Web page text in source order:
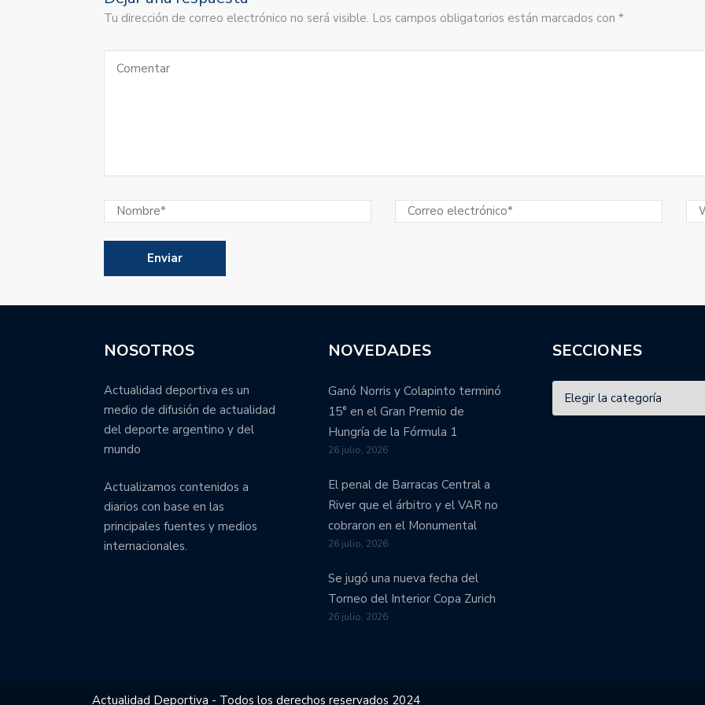
Tu dirección de correo electrónico no será visible. Los campos obligatorios están marcados con *
NOSOTROS
Actualidad deportiva es un
medio de difusión de actualidad
del deporte argentino y del
mundo
Actualizamos contenidos a
diarios con base en las
principales fuentes y medios
internacionales.
NOVEDADES
Ganó Norris y Colapinto terminó
15° en el Gran Premio de
Hungría de la Fórmula 1
26 julio, 2026
El penal de Barracas Central a
River que el árbitro y el VAR no
cobraron en el Monumental
26 julio, 2026
Se jugó una nueva fecha del
Torneo del Interior Copa Zurich
26 julio, 2026
SECCIONES
Actualidad Deportiva - Todos los derechos reservados 2024